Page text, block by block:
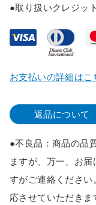
●取り扱いクレジッ
お支払いの詳細はこ
返品について
●不良品：商品の品
ますが、万一、お
すがご連絡くださ
応させていただきま